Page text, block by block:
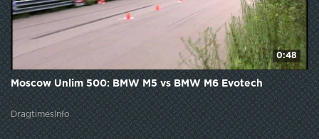
0:48
Moscow Unlim 500: BMW M5 vs BMW M6 Evotech
DragtimesInfo